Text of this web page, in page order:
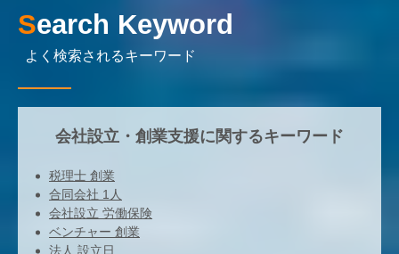
Search Keyword
よく検索されるキーワード
会社設立・創業支援に関するキーワード
税理士 創業
合同会社 1人
会社設立 労働保険
ベンチャー 創業
法人 設立日